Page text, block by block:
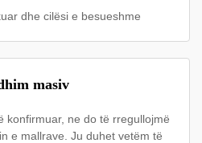
dhe cilësi e besueshme
masiv
konfirmuar, ne do të rregullojmë
e mallrave. Ju duhet vetëm të